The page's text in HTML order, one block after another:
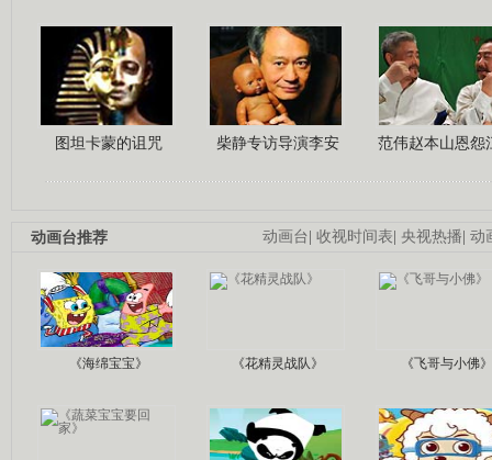
图坦卡蒙的诅咒 柴静专访导演李安 范伟赵本山恩怨
动画台| 收视时间表| 央视热播| 动
动画台推荐
《海绵宝宝》 《花精灵战队》 《飞哥与小佛》